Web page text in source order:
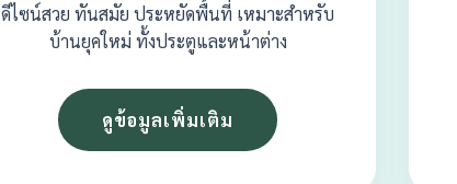
ดีไซน์สวย ทันสมัย ประหยัดพื้นที่ เหมาะสำหรับ
บ้านยุคใหม่ ทั้งประตูและหน้าต่าง
ดูข้อมูลเพิ่มเติม